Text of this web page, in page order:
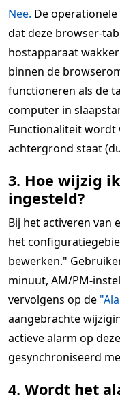
Nee. De
dat deze browser-
hostapparaat
binnen de
functioneren als de
computer in
Functionaliteit wordt
achtergrond staat
3. Hoe wijzig
ingesteld?
Bij het activeren van
het
bewerken."
minuut, AM/PM-
vervolgens op de
aangebrachte
actieve alarm op
gesynchroniseerd
4. Wordt het